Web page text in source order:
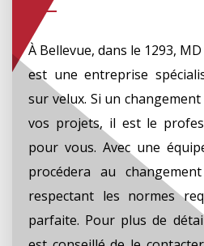
À Bellevue, dans le 1293,
est une entreprise
sur velux. Si un
vos projets, il est le
pour vous. Avec une
procédera au
respectant les normes
parfaite. Pour plus de